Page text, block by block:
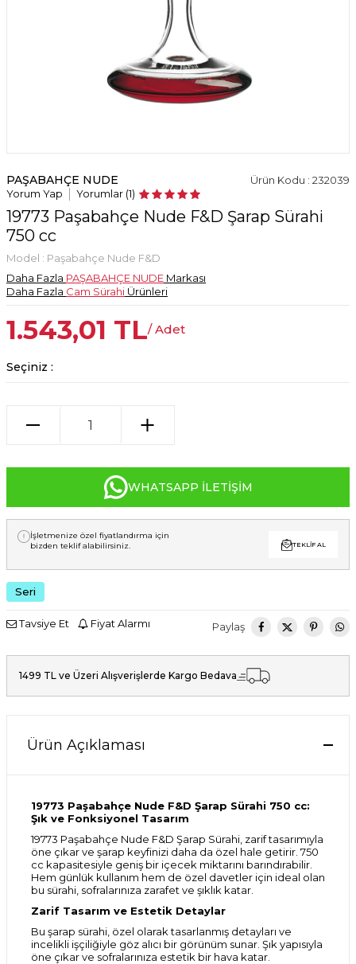
PAŞABAHÇE NUDE
Ürün Kodu : 232039
Yorum Yap
Yorumlar (1)
19773 Paşabahçe Nude F&D Şarap Sürahi
750 cc
Model : Paşabahçe Nude F&D
Daha Fazla PAŞABAHÇE NUDE Markası
Daha Fazla Cam Sürahi Ürünleri
1.543,01 TL/ Adet
Seçiniz :
WHATSAPP İLETIŞIM
İşletmenize özel fiyatlandırma için
bizden teklif alabilirsiniz.
TEKLIF AL
Seri
Tavsiye Et Fiyat Alarmı Paylaş
1499 TL ve Üzeri Alışverişlerde Kargo Bedava
Ürün Açıklaması
19773 Paşabahçe Nude F&D Şarap Sürahi 750 cc:
Şık ve Fonksiyonel Tasarım
19773 Paşabahçe Nude F&D Şarap Sürahi, zarif tasarımıyla
öne çıkar ve şarap keyfinizi daha da özel hale getirir. 750
cc kapasitesiyle geniş bir içecek miktarını barındırabilir.
Hem günlük kullanım hem de özel davetler için ideal olan
bu sürahi, sofralarınıza zarafet ve şıklık katar.
Zarif Tasarım ve Estetik Detaylar
Bu şarap sürahi, özel olarak tasarlanmış detayları ve
incelikli işçiliğiyle göz alıcı bir görünüm sunar. Şık yapısıyla
öne çıkar ve sofralarınıza estetik bir hava katar.